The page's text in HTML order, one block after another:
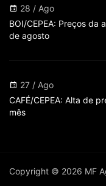
28 / Ago
BOI/CEPEA: Preços da
de agosto
27 / Ago
CAFÉ/CEPEA: Alta de
mês
Copyright © 2026 MF